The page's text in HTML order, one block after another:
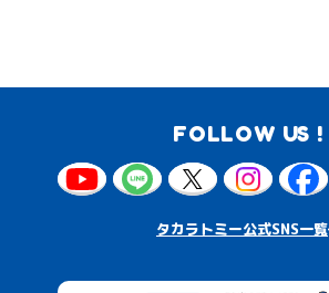
FOLLOW US !
タカラトミー公式SNS一覧